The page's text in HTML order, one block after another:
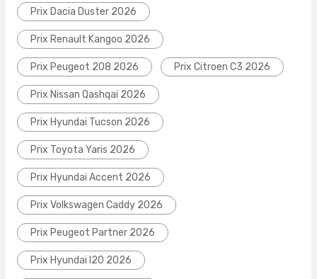
Prix Dacia Duster 2026
Prix Renault Kangoo 2026
Prix Peugeot 208 2026 Prix Citroen C3 2026
Prix Nissan Qashqai 2026
Prix Hyundai Tucson 2026
Prix Toyota Yaris 2026
Prix Hyundai Accent 2026
Prix Volkswagen Caddy 2026
Prix Peugeot Partner 2026
Prix Hyundai I20 2026